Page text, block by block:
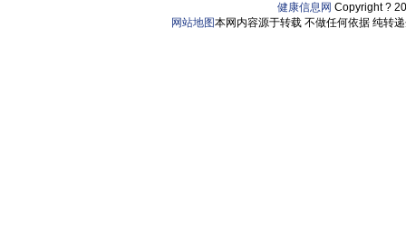
健康信息网 Copyright ?
网站地图本网内容源于转载 不做任何依据 纯转